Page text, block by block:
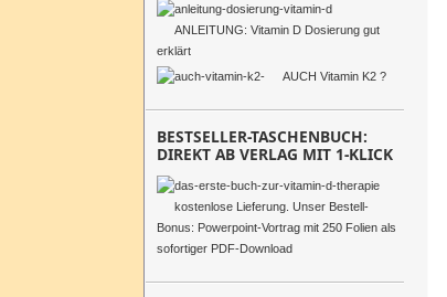
ANLEITUNG: Vitamin D Dosierung gut
erklärt
AUCH Vitamin K2 ?
BESTSELLER-TASCHENBUCH:
DIREKT AB VERLAG MIT 1-KLICK
kostenlose Lieferung. Unser Bestell-
Bonus: Powerpoint-Vortrag mit 250 Folien als
sofortiger PDF-Download